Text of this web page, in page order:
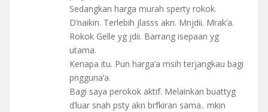
Sedangkan harga murah sperty rokok.
D’naikin. Terlebih jlasss akn. Mnjdii. Mrak’a.
Rokok Gelle yg jdii. Barrang isepaan yg
utama.
Kenapa itu. Pun harga’a msih terjangkau bagi
pngguna’a.
Bagi saya perokok aktif. Melainkan buattyg
d’luar snah psty akn brfkiran sama.. mkin